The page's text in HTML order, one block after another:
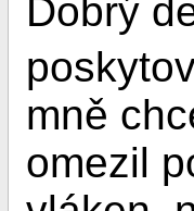
Dobrý
mně
omezil